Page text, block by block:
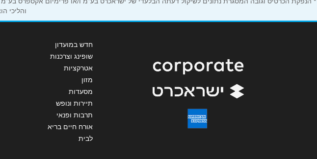
אנא חזרו אלי בקשר ל...
הודעה*
והליכי
חדש במועדון
שופינג וצרכנות
אטרקציות
מזון
מסעדות
תיירות ונופש
תרבות ופנאי
אורח חיים בריא
לבית